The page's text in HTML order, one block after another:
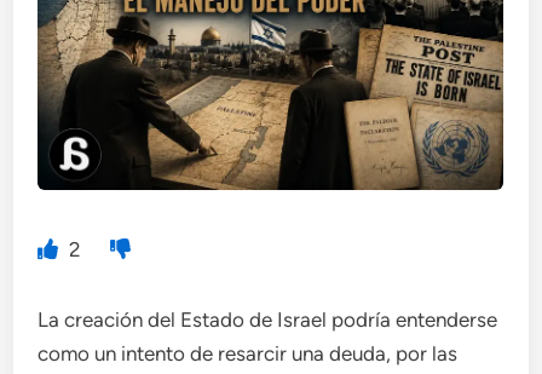
2
La creación del Estado de Israel podría entenderse
como un intento de resarcir una deuda, por las